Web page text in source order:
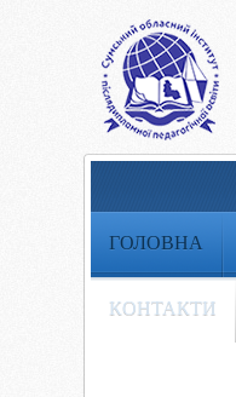
ГОЛОВНА
КОНТАКТИ